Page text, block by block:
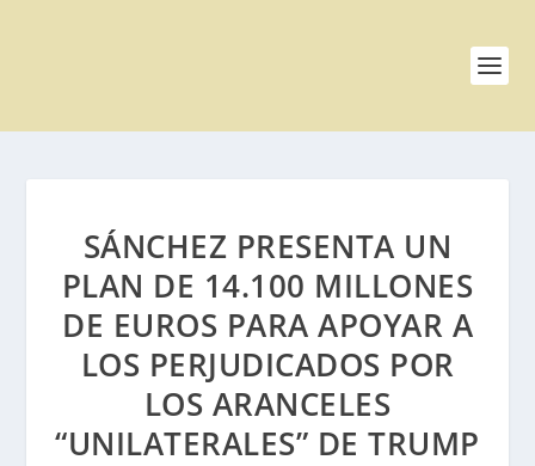
SÁNCHEZ PRESENTA UN
PLAN DE 14.100 MILLONES
DE EUROS PARA APOYAR A
LOS PERJUDICADOS POR
LOS ARANCELES
“UNILATERALES” DE TRUMP